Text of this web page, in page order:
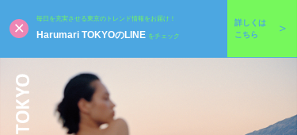
毎日を充実させる東京のトレンド情報をお届け！
Harumari TOKYOのLINE をチェック
詳しくは
こちら